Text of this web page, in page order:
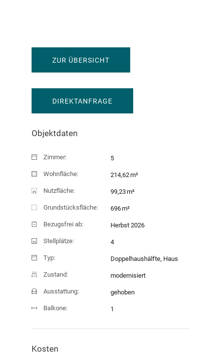
695.000 EUR
ZUR ÜBERSICHT
DIREKTANFRAGE
Objektdaten
Zimmer: 5
Wohnfläche: 214,62 m²
Nutzfläche: 99,23 m²
Grundstücksfläche: 696 m²
Bezugsfrei ab: Herbst 2026
Stellplätze: 4
Typ: Doppelhaushälfte, Haus
Zustand: modernisiert
Ausstattung: gehoben
Balkone: 1
Kosten